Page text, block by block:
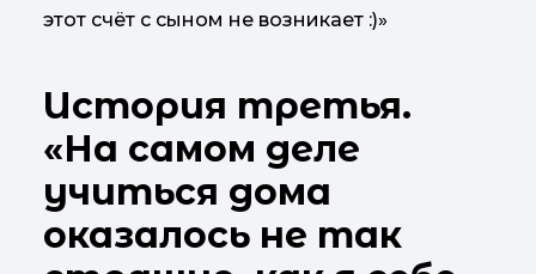
этот счёт с сыном не возникает :)»
История третья.
«На самом деле
учиться дома
оказалось не так